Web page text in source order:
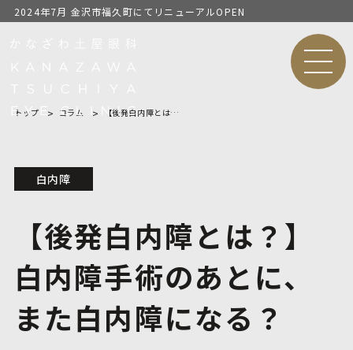
2024年7月 金沢市福久町にてリニューアルOPEN
MEN
U
トップ コラム 【後発白内障とは？】白内障手術のあとに、また白内障になる？
白内障
【後発白内障とは？】
白内障手術のあとに、
また白内障になる？